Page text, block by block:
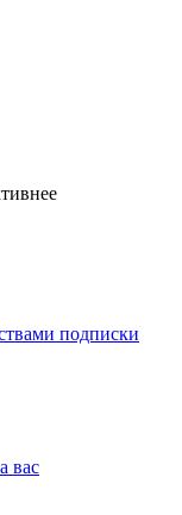
подписки
вас